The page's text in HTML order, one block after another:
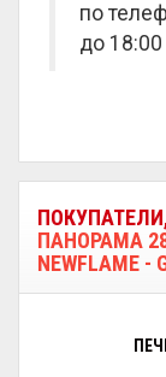
по
до
ПАНОРАМА
NEWFLAME -